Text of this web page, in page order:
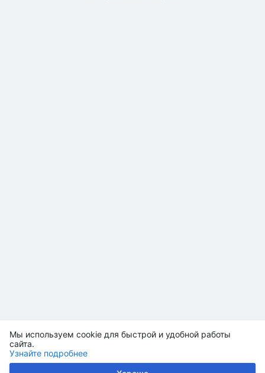
Мы используем cookie для быстрой и удобной работы
сайта.
Узнайте подробнее